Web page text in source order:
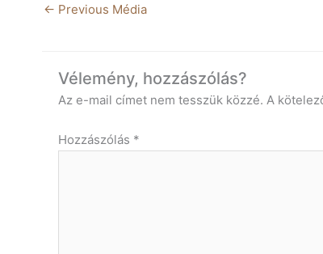
← Previous Média
Vélemény, hozzászólás?
Az e-mail címet nem tesszük közzé. A
Hozzászólás *